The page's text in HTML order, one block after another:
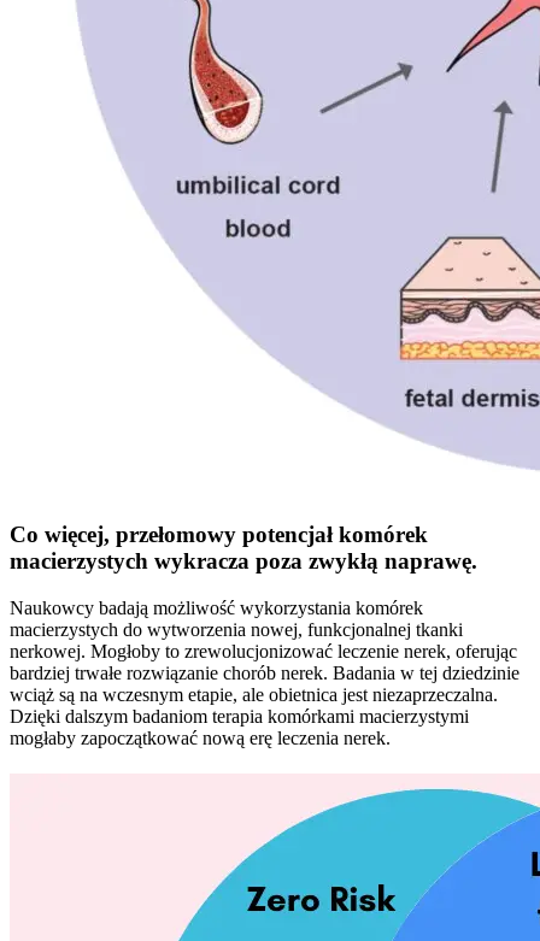
Co więcej, przełomowy potencjał komórek
macierzystych wykracza poza zwykłą naprawę.
Naukowcy badają możliwość wykorzystania komórek
macierzystych do wytworzenia nowej, funkcjonalnej tkanki
nerkowej. Mogłoby to zrewolucjonizować leczenie nerek, oferując
bardziej trwałe rozwiązanie chorób nerek. Badania w tej dziedzinie
wciąż są na wczesnym etapie, ale obietnica jest niezaprzeczalna.
Dzięki dalszym badaniom terapia komórkami macierzystymi
mogłaby zapoczątkować nową erę leczenia nerek.